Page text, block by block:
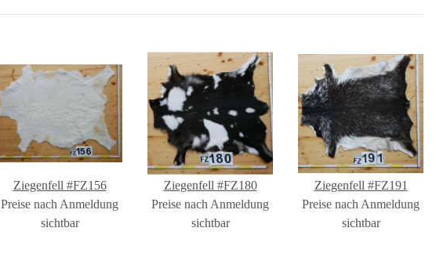
Ziegenfell #FZ156
Preise nach Anmeldung
sichtbar
Ziegenfell #FZ180
Preise nach Anmeldung
sichtbar
Ziegenfell #FZ191
Preise nach Anmeldung
sichtbar